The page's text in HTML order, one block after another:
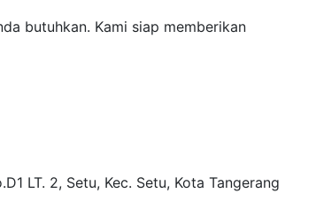
butuhkan. Kami siap memberikan
LT. 2, Setu, Kec. Setu, Kota Tangerang